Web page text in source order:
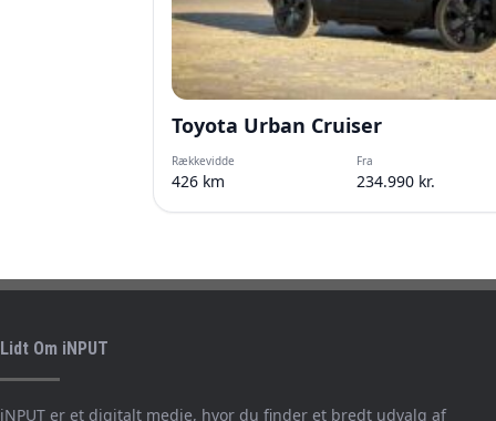
Toyota Urban Cruiser
Rækkevidde
426 km
Fra
234.990 kr.
Lidt Om iNPUT
iNPUT er et digitalt medie, hvor du finder et bredt udvalg af